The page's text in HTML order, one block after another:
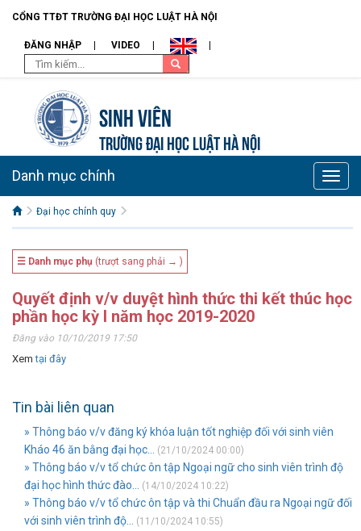
CỔNG TTĐT TRƯỜNG ĐẠI HỌC LUẬT HÀ NỘI
ĐĂNG NHẬP VIDEO
Sinh viên
TRƯỜNG ĐẠI HỌC LUẬT HÀ NỘI
Toggle
Danh mục chính
Đại học chính quy
☰ Danh mục phụ (trượt sang phải → )
Quyết định v/v duyệt hình thức thi kết thúc học
phần học kỳ I năm học 2019-2020
Đăng vào 10/10/2019 17:50
Xemtại đây
Tin bài liên quan
» Thông báo v/v đăng ký khóa luận tốt nghiệp đối với sinh viên
Kháo 46 ăn bằng đại học...
(21/10/2024 00:00)
» Thông báo v/v tổ chức ôn tập Ngoại ngữ cho sinh viên trình độ
đại học hình thức đào...
(14/10/2024 10:22)
» Thông báo v/v tổ chức ôn tập và thi Chuẩn đầu ra Ngoại ngữ đối
với sinh viên trình độ...
(11/10/2024 10:55)